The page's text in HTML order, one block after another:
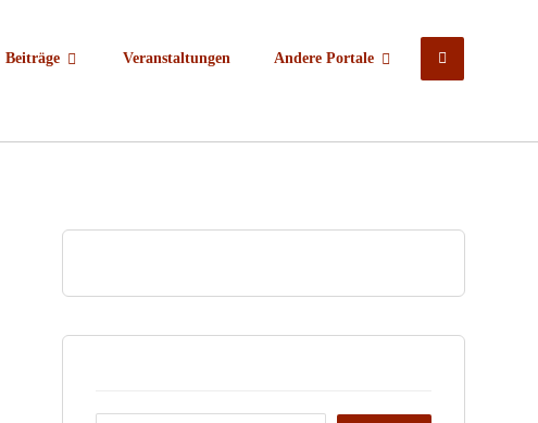
Beiträge Veranstaltungen Andere Portale